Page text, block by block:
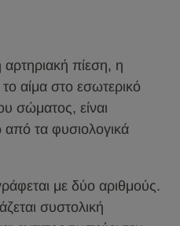
πίεση, η
αίμα στο εσωτερικό
σώματος, είναι
τα φυσιολογικά
με δύο αριθμούς.
συστολική